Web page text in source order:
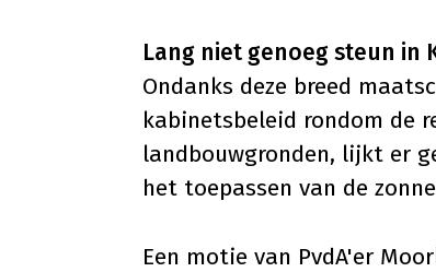
Lang niet genoeg steun in
Ondanks deze breed
kabinetsbeleid rondom de
landbouwgronden, lijkt er
het toepassen van de
Een motie van PvdA'er